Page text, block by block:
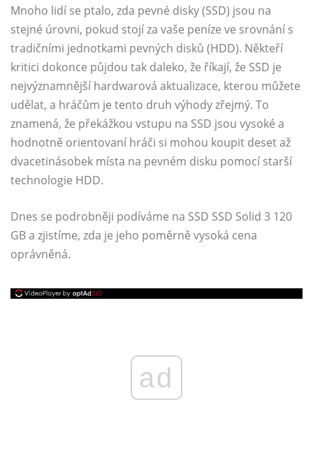
Mnoho lidí se ptalo, zda pevné disky (SSD) jsou na
stejné úrovni, pokud stojí za vaše peníze ve srovnání s
tradičními jednotkami pevných disků (HDD). Někteří
kritici dokonce půjdou tak daleko, že říkají, že SSD je
nejvýznamnější hardwarová aktualizace, kterou můžete
udělat, a hráčům je tento druh výhody zřejmý. To
znamená, že překážkou vstupu na SSD jsou vysoké a
hodnotně orientovaní hráči si mohou koupit deset až
dvacetinásobek místa na pevném disku pomocí starší
technologie HDD.
Dnes se podrobněji podíváme na SSD SSD Solid 3 120
GB a zjistíme, zda je jeho poměrně vysoká cena
oprávněná.
ad